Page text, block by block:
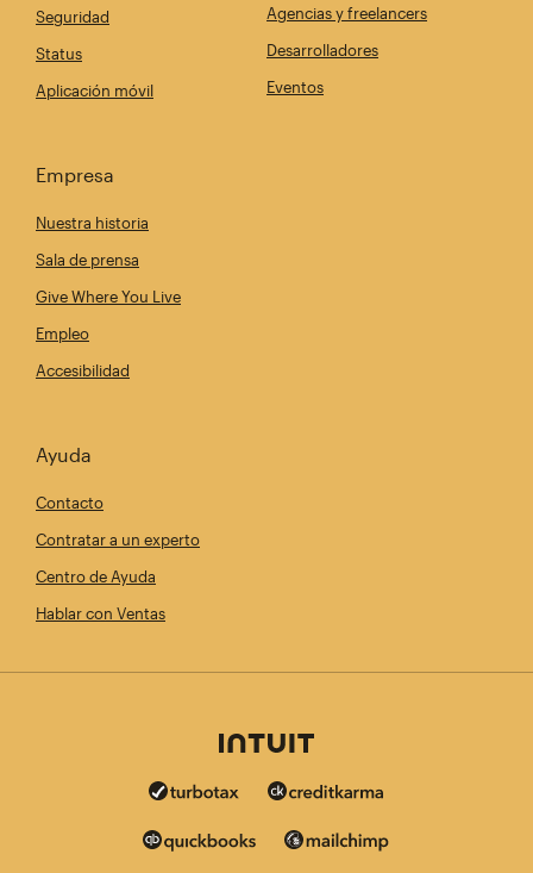
Seguridad
Status
Aplicación móvil
Agencias y freelancers
Desarrolladores
Eventos
Empresa
Nuestra historia
Sala de prensa
Give Where You Live
Empleo
Accesibilidad
Ayuda
Contacto
Contratar a un experto
Centro de Ayuda
Hablar con Ventas